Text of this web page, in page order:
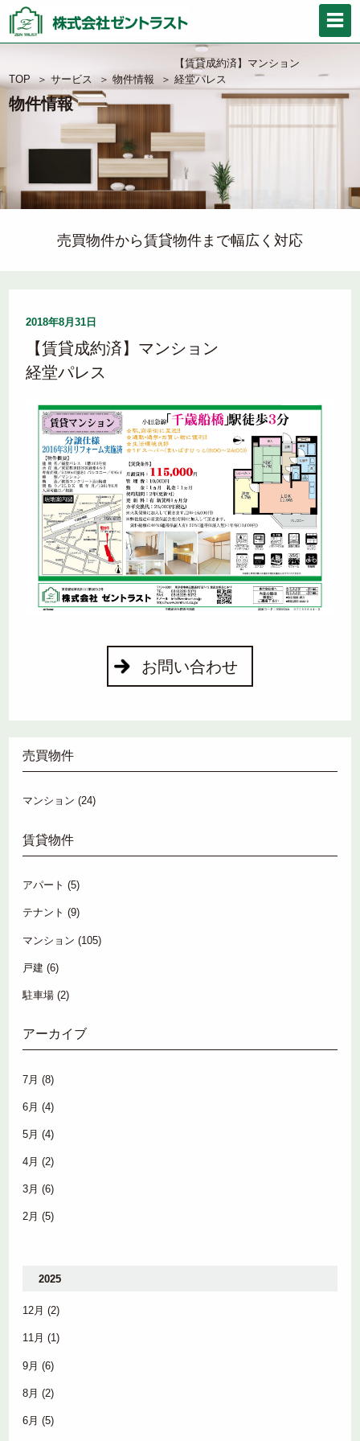
TOP ＞ サービス ＞ 物件情報 ＞
【賃貸成約済】マンション
経堂パレス
物件情報
売買物件から賃貸物件まで幅広く対応
2018年8月31日
【賃貸成約済】マンション
経堂パレス
お問い合わせ
売買物件
マンション (24)
賃貸物件
アパート (5)
テナント (9)
マンション (105)
戸建 (6)
駐車場 (2)
アーカイブ
7月 (8)
6月 (4)
5月 (4)
4月 (2)
3月 (6)
2月 (5)
2025
12月 (2)
11月 (1)
9月 (6)
8月 (2)
6月 (5)